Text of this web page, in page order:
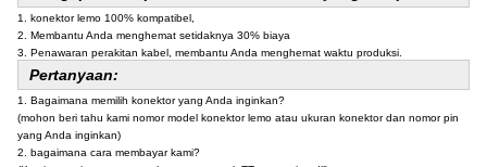
1. konektor lemo 100% kompatibel,
2. Membantu Anda menghemat setidaknya 30% biaya
3. Penawaran perakitan kabel, membantu Anda menghemat waktu produksi.
Pertanyaan:
1. Bagaimana memilih konektor yang Anda inginkan?
(mohon beri tahu kami nomor model konektor lemo atau ukuran konektor dan nomor pin
yang Anda inginkan)
2. bagaimana cara membayar kami?